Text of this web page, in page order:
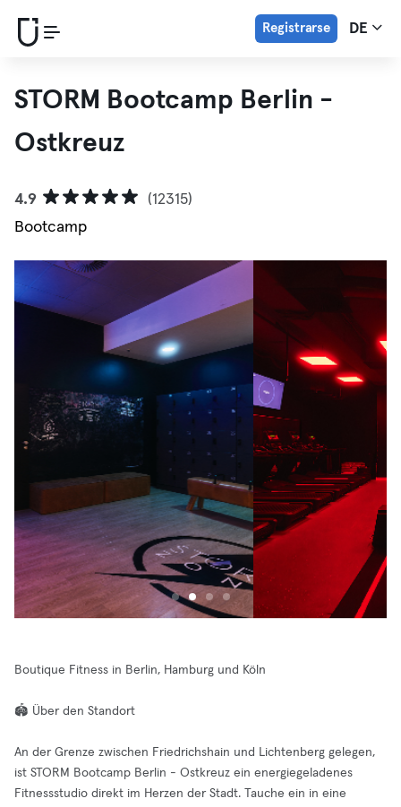
Registrarse DE
STORM Bootcamp Berlin -
Ostkreuz
4.9
(12315)
Bootcamp
Boutique Fitness in Berlin, Hamburg und Köln
🏟️ Über den Standort
An der Grenze zwischen Friedrichshain und Lichtenberg gelegen,
ist STORM Bootcamp Berlin - Ostkreuz ein energiegeladenes
Fitnessstudio direkt im Herzen der Stadt. Tauche ein in eine